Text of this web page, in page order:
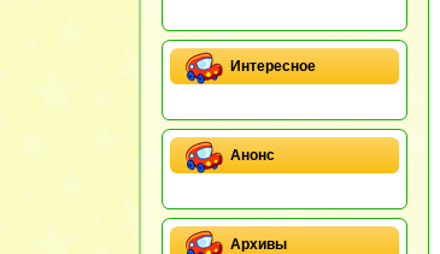
Интересное
Анонс
Архивы